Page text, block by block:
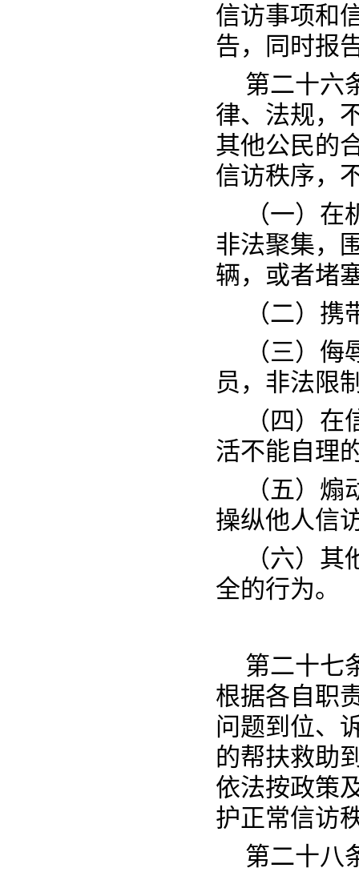
信访事项和
告，同时报
第二十六
律、法规，
其他公民的
信访秩序，
（一）
非法聚集，
辆，或者堵
（二）
（三）
员，非法限
（四）
活不能自理
（五）
操纵他人信
（六）
全的行为。
第二十七
根据各自职
问题到位、
的帮扶救助
依法按政策
护正常信访
第二十八